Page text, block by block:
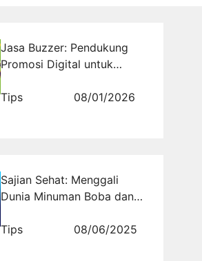
Jasa Buzzer: Pendukung
Promosi Digital untuk
dan Interaksi
Tips 08/01/2026
Sajian Sehat: Menggali
Dunia Minuman Boba dan
Tips
08/06/2025